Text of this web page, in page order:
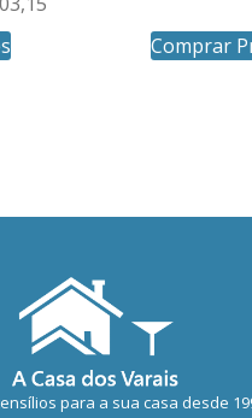
Comprar
para a sua casa desde